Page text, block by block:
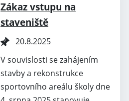
Zákaz vstupu na
staveniště
20.8.2025
V souvislosti se zahájením
stavby a rekonstrukce
sportovního areálu školy dne